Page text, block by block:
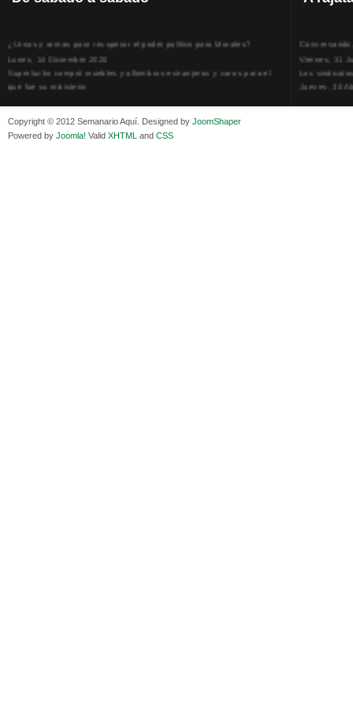
¿Urnas y armas para recuperar el poder político para Morales?
Superlucho compró muebles y alfombras extranjeros y caros para el
que fue su ministerio
Viernes, 11 Diciembre 2020
Medios de difusión, amigos y enemigos de Evo Morales
Jueves, 30
Copyright © 2012 Semanario Aquí. Designed by JoomShaper
Powered by Joomla! Valid XHTML and CSS